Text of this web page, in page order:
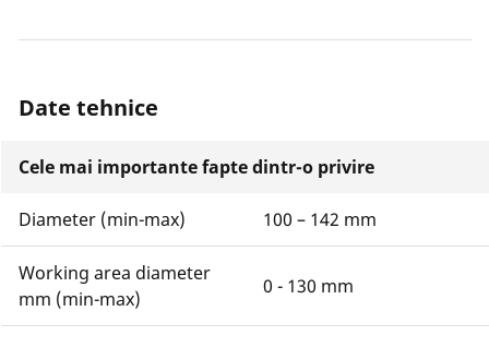
Date tehnice
Cele mai importante fapte dintr-o privire
Diameter (min-max) 100 – 142 mm
Working area diameter
mm (min-max)
0 - 130 mm